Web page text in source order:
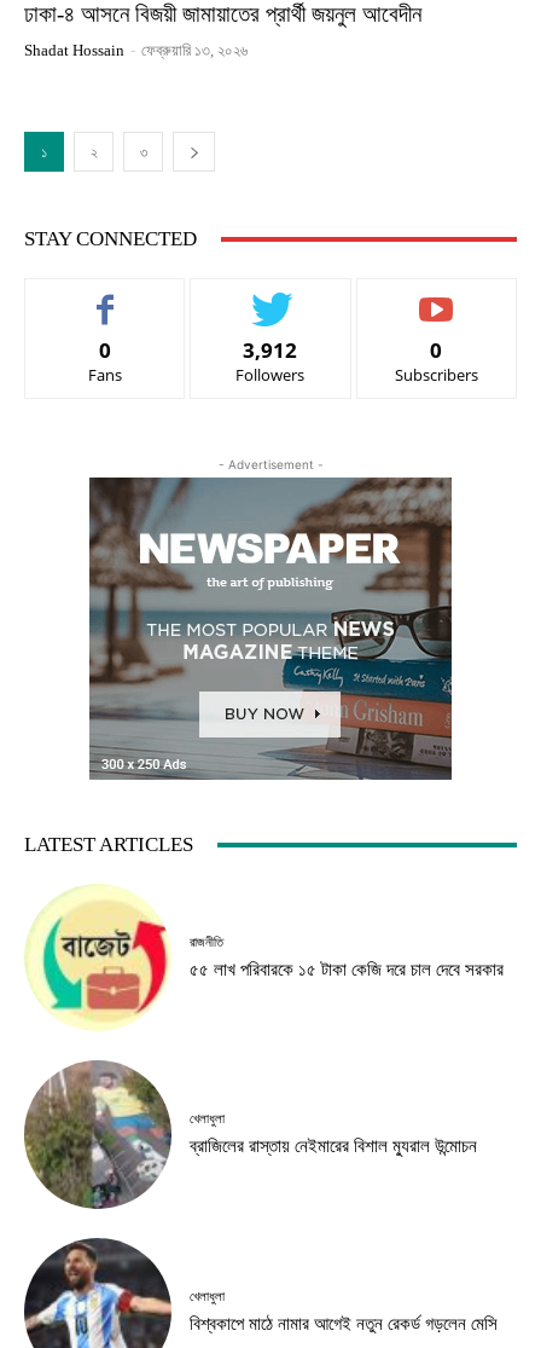
ঢাকা-৪ আসনে বিজয়ী জামায়াতের প্রার্থী জয়নুল আবেদীন
Shadat Hossain - ফেব্রুয়ারি ১৩, ২০২৬
১ ২ ৩
STAY CONNECTED
0
Fans
3,912
Followers
0
Subscribers
- Advertisement -
LATEST ARTICLES
রাজনীতি
৫৫ লাখ পরিবারকে ১৫ টাকা কেজি দরে চাল দেবে সরকার
খেলাধুলা
ব্রাজিলের রাস্তায় নেইমারের বিশাল ম্যুরাল উন্মোচন
খেলাধুলা
বিশ্বকাপে মাঠে নামার আগেই নতুন রেকর্ড গড়লেন মেসি